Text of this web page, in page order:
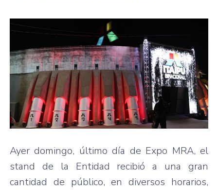
Ayer domingo, último día de Expo MRA, el
stand de la Entidad recibió a una gran
cantidad de público, en diversos horarios,